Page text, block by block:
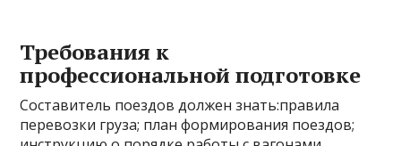
Требования к
профессиональной подготовке
Составитель поездов должен знать:правила
перевозки груза; план формирования поездов;